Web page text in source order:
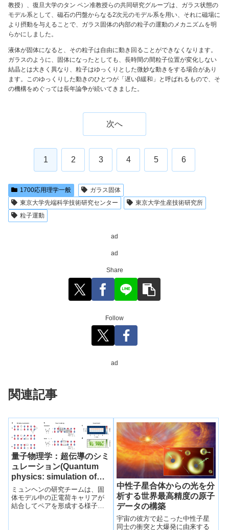
教授）、復旦大学のタン ペン准教授らの共同研究グループは、ガラス状態の
モデル系として、磁石の円盤からなる2次元のモデル系を用い、それに磁場に
より摂動を与えることで、ガラス固体の内部の粒子の運動のメカニズムを明
らかにしました。
液体が固体になると、その粒子は自由に動き回ることができなくなります。
ガラスのように、固体になったとしても、長時間の間粒子位置が変化しない
結晶とは大きく異なり、粒子はゆっくりとした微妙な動きをする場合があり
ます。このゆっくりした動きのひとつが「遅いβ緩和」と呼ばれるもので、そ
の機構をめぐっては長年論争が続いてきました。
次へ
1 2 3 4 5 6
1700応用理学一般
ガラス固体
東京大学先端科学技術研究センター
東京大学生産技術研究所
粒子運動
ad
ad
Share
Follow
ad
関連記事
量子物理学：超伝導のシミ
ュレーション(Quantum
physics: simulation of
superconductivity)
ミュンヘンの研究チームは、固
体モデル中の正電荷キャリアが
結合してペアを形成する様子
中性子星合体からの光を分
析する世界最高精度の原子
データの構築
宇宙の彼方で起こった中性子星
同士の衝突と大爆発に由来する